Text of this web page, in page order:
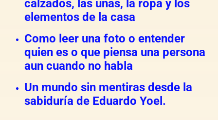
calzados, las uñas, la ropa y los
elementos de la casa
Como leer una foto o entender
quien es o que piensa una persona
aun cuando no habla
Un mundo sin mentiras desde la
sabiduría de Eduardo Yoel.